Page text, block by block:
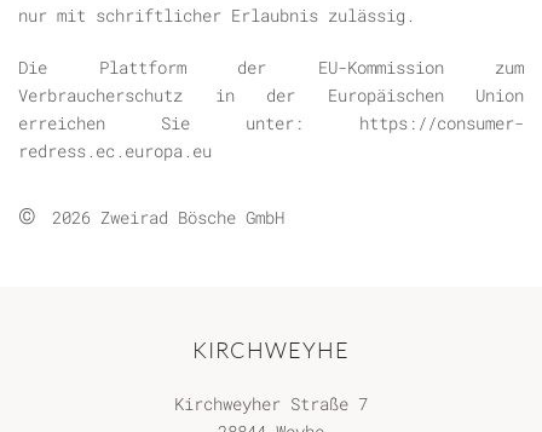
nur mit schriftlicher Erlaubnis zulässig.
Die Plattform der EU-Kommission zum
Verbraucherschutz in der Europäischen Union
erreichen Sie unter: https://consumer-
redress.ec.europa.eu
© 2026 Zweirad Bösche GmbH
KIRCHWEYHE
Kirchweyher Straße 7